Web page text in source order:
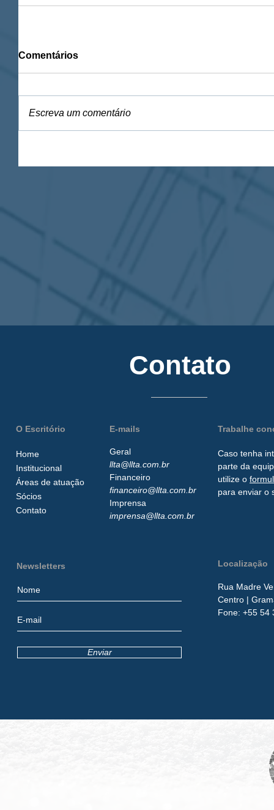
Comentários
Escreva um comentário
Contato
O Escritório
Home
Institucional
Áreas de atuação
Sócios
Contato
E-mails
Geral
llta@llta.com.br
Financeiro
financeiro@llta.com.br
Imprensa
imprensa@llta.com.br
Trabalhe
Caso tenha
parte da
utilize o
para enviar o
Enviar
Newsletters Localização
Rua Madre
Centro |
​Fone: +55 54